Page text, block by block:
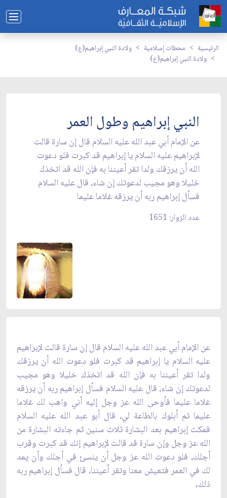
الرئيسية محطات إسلامية
ولادة النبي إبراهيم(ع)
ولادة النبي إبراهيم(ع)
النبي إبراهيم وطول العمر
عن الإمام أبي عبد الله عليه السلام قال إن سارة قالت
لإبراهيم عليه السلام يا إبراهيم قد كبرت فلو دعوت
الله أن يرزقك ولدا تقر أعيننا به فإن الله قد اتخذك
خليلا وهو مجيب لدعوتك إن شاء، قال عليه السلام
فسأل إبراهيم ربه أن يرزقه غلاما عليما
عدد الزوار: 1651
عن الإمام أبي عبد الله عليه السلام قال إن سارة قالت لإبراهيم
عليه السلام يا إبراهيم قد كبرت فلو دعوت الله أن يرزقك
ولدا تقر أعيننا به فإن الله قد اتخذك خليلا وهو مجيب
لدعوتك إن شاء، قال عليه السلام فسأل إبراهيم ربه أن يرزقه
غلاما عليما فأوحى الله عز وجل إليه أني واهب لك غلاما
عليما ثم أبلوك بالطاعة لي، قال أبو عبد الله عليه السلام
فمكث إبراهيم بعد البشارة ثلاث سنين ثم جاءته البشارة من
الله عز وجل وإن سارة قد قالت لإبراهيم إنك قد كبرت وقرب
أجلك، فلو دعوت الله عز وجل أن ينسئ في أجلك وأن يمد
لك في العمر فتعيش معنا وتقر أعيننا، قال فسأل إبراهيم ربه
ذلك،